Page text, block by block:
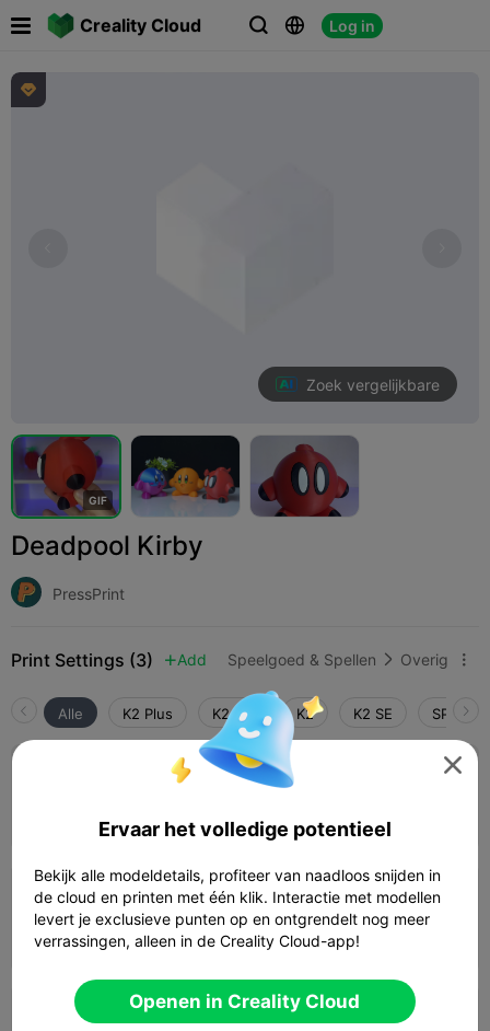
Creality Cloud   Log in

Zoek vergelijkbare
GIF
Deadpool Kirby
PressPrint
Print Settings (3)  Add Speelgoed & Spellen  Overig 
Alle K2 Plus K2 Pro K2 K2 SE SPARKX
0.16mm laag, 3 wanden, 20 vulling
5.0
0.16mm laag, 3 wanden, 20% vulling
 09h 23m  3 plates  237.67g
0.2mm laag, 2 wanden, 10 vulling

Ervaar het volledige potentieel
Bekijk alle modeldetails, profiteer van naadloos snijden in
de cloud en printen met één klik. Interactie met modellen
levert je exclusieve punten op en ontgrendelt nog meer
verrassingen, alleen in de Creality Cloud-app!
Openen in Creality Cloud